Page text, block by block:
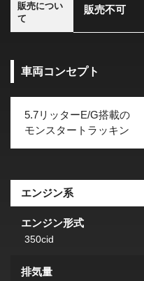
販売につい
て
販売不可
車両コンセプト
5.7リッターE/G搭載の
モンスタートラッキン
エンジン系
エンジン形式
350cid
排気量